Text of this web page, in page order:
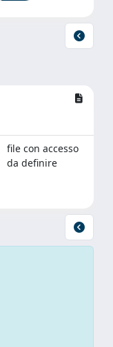
file con accesso
da definire